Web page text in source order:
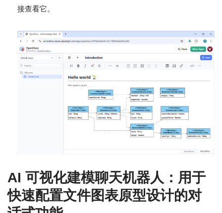
接查看它。
AI 可视化建模聊天机器人：用于
快速配置文件图表原型设计的对